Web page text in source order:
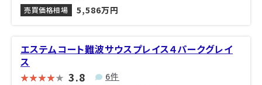
売買価格相場
5,586万円
エステムコート難波サウスプレイス４パークグレイ
ス
3.8 6件